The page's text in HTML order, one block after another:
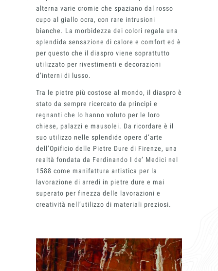
alterna varie cromie che spaziano dal rosso
cupo al giallo ocra, con rare intrusioni
bianche. La morbidezza dei colori regala una
splendida sensazione di calore e comfort ed è
per questo che il diaspro viene soprattutto
utilizzato per rivestimenti e decorazioni
d’interni di lusso.
Tra le pietre più costose al mondo, il diaspro è
stato da sempre ricercato da principi e
regnanti che lo hanno voluto per le loro
chiese, palazzi e mausolei. Da ricordare è il
suo utilizzo nelle splendide opere d’arte
dell’Opificio delle Pietre Dure di Firenze, una
realtà fondata da Ferdinando I de’ Medici nel
1588 come manifattura artistica per la
lavorazione di arredi in pietre dure e mai
superato per finezza delle lavorazioni e
creatività nell’utilizzo di materiali preziosi.